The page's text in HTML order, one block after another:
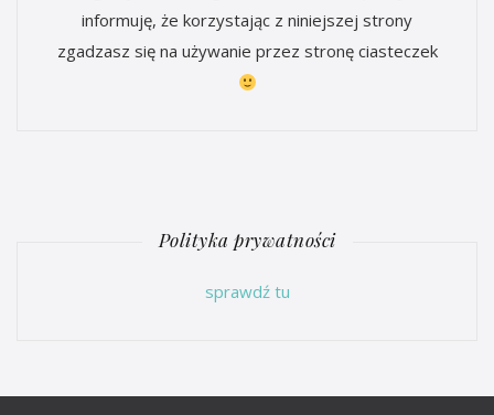
informuję, że korzystając z niniejszej strony
zgadzasz się na używanie przez stronę ciasteczek
Polityka prywatności
sprawdź tu